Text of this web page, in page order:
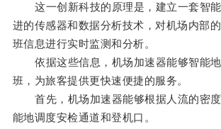
这一创新科技的原理是，建立一套智能
进的传感器和数据分析技术，对机场内部
班信息进行实时监测和分析。
依据这些信息，机场加速器能够智能地
班，为旅客提供更快速便捷的服务。
首先，机场加速器能够根据人流的密度
能地调度安检通道和登机口。